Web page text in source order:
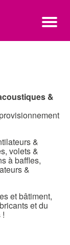
&
&
volets &
à baffles,
&
et bâtiment,
et du
!